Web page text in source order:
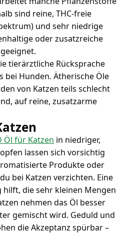
sind reine, THC-freie
und sehr niedrige
oder zusatzreiche
tierärztliche Rücksprache
bei Hunden. Ätherische Öle
von Katzen teils schlecht
auf reine, zusatzarme
Öl für Katzen in niedriger,
lassen sich vorsichtig
Produkte oder
bei Katzen verzichten. Eine
die sehr kleinen Mengen
nehmen das Öl besser
gemischt wird. Geduld und
die Akzeptanz spürbar –